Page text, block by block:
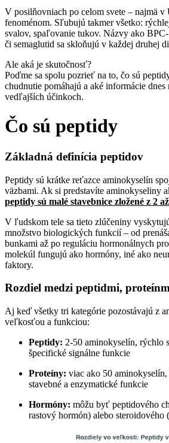
V posilňovniach po celom svete – najmä v
fenoménom. Sľubujú takmer všetko:
svalov, spaľovanie tukov. Názvy ako
či semaglutid sa skloňujú v každej druhej
Ale aká je skutočnosť?
Poďme sa spolu pozrieť na to, čo sú
chudnutie pomáhajú a aké informácie
vedľajších účinkoch.
Čo sú peptidy
Základná definícia peptidov
Peptidy sú krátke reťazce aminokyselín
väzbami. Ak si predstavíte aminokyseliny
peptidy sú malé stavebnice zložené z 2
V ľudskom tele sa tieto zlúčeniny
množstvo biologických funkcií – od
bunkami až po reguláciu hormonálnych
molekúl fungujú ako hormóny, iné ako
faktory.
Rozdiel medzi peptidmi,
Aj keď všetky tri kategórie pozostávajú z
veľkosťou a funkciou:
Peptidy: 2-50 aminokyselín, rýchlo
špecifické signálne funkcie
Proteíny: viac ako 50
stavebné a enzymatické funkcie
Hormóny: môžu byť peptidového
rastový hormón) alebo steroidového